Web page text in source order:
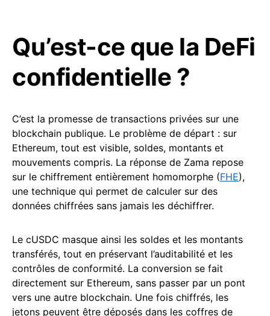
Qu’est-ce que la DeFi
confidentielle ?
C’est la promesse de transactions privées sur une
blockchain publique. Le problème de départ : sur
Ethereum, tout est visible, soldes, montants et
mouvements compris. La réponse de Zama repose
sur le chiffrement entièrement homomorphe (FHE),
une technique qui permet de calculer sur des
données chiffrées sans jamais les déchiffrer.
Le cUSDC masque ainsi les soldes et les montants
transférés, tout en préservant l’auditabilité et les
contrôles de conformité. La conversion se fait
directement sur Ethereum, sans passer par un pont
vers une autre blockchain. Une fois chiffrés, les
jetons peuvent être déposés dans les coffres de